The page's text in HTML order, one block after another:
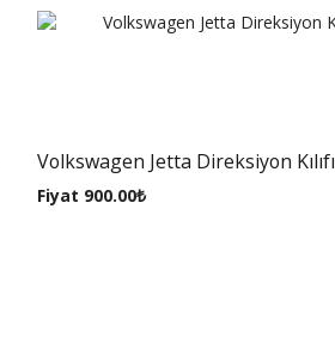
Volkswagen Jetta Direksiyon Kılıfı
Fiyat 900.00₺